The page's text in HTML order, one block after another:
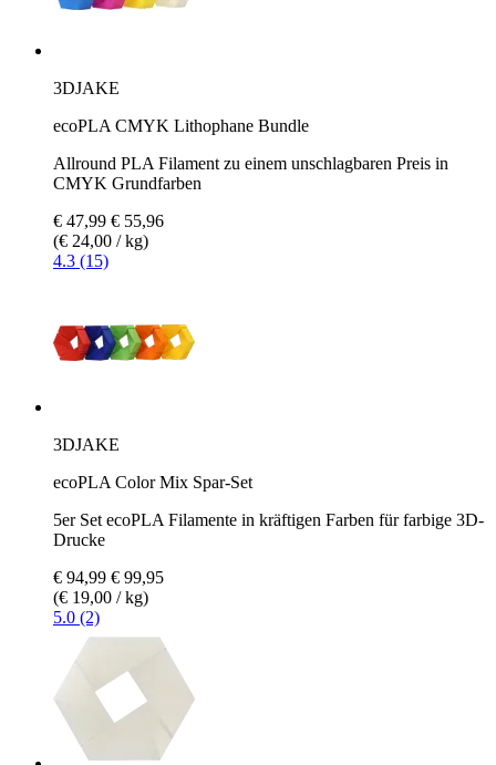
3DJAKE
ecoPLA CMYK Lithophane Bundle
Allround PLA Filament zu einem unschlagbaren Preis in
CMYK Grundfarben
€ 47,99 € 55,96
(€ 24,00 / kg)
4.3 (15)
3DJAKE
ecoPLA Color Mix Spar-Set
5er Set ecoPLA Filamente in kräftigen Farben für farbige 3D-
Drucke
€ 94,99 € 99,95
(€ 19,00 / kg)
5.0 (2)